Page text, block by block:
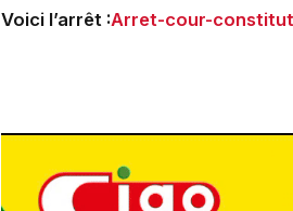
Voici l’arrêt :Arret-cour-